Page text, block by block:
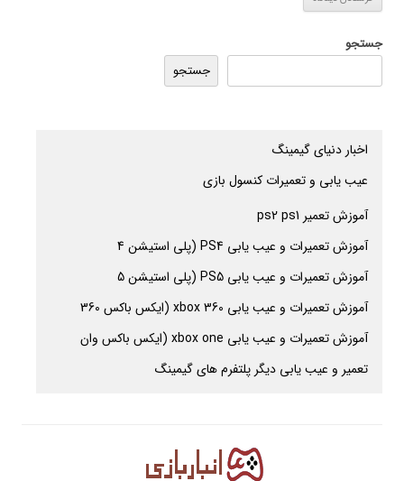
جستجو
جستجو
اخبار دنیای گیمینگ
عیب یابی و تعمیرات کنسول بازی
آموزش تعمیر ps2 ps1
آموزش تعمیرات و عیب یابی PS4 (پلی استیشن 4
آموزش تعمیرات و عیب یابی PS5 (پلی استیشن 5
آموزش تعمیرات و عیب یابی xbox 360 (ایکس باکس 360
آموزش تعمیرات و عیب یابی xbox one (ایکس باکس وان
تعمیر و عیب یابی دیگر پلتفرم های گیمینگ